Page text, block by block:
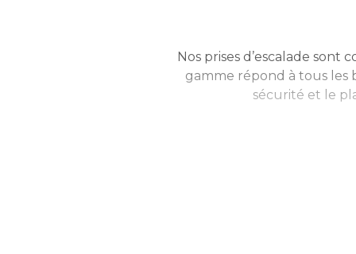
Nos prises d’escalade
gamme répond à tous les
sécurité et le